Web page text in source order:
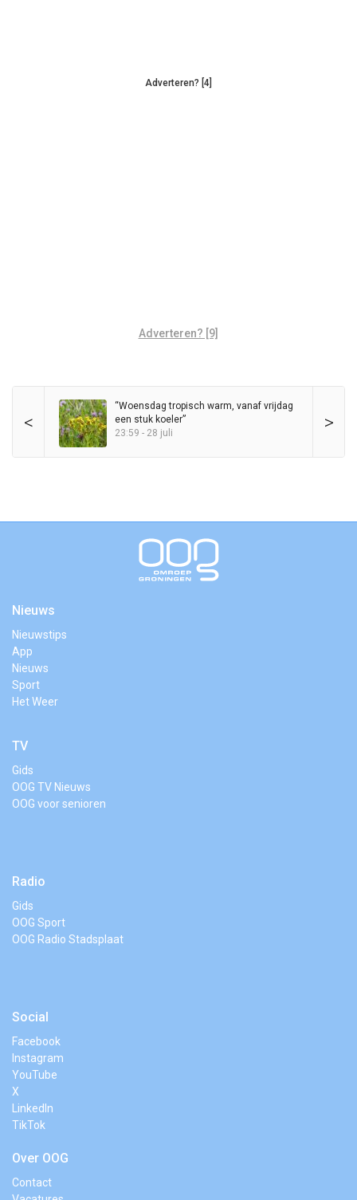
Adverteren? [4]
Adverteren? [9]
< >
“Woensdag tropisch warm, vanaf vrijdag
een stuk koeler”
23:59 - 28 juli
Nieuws
Nieuwstips
App
Nieuws
Sport
Het Weer
TV
Gids
OOG TV Nieuws
OOG voor senioren
Radio
Gids
OOG Sport
OOG Radio Stadsplaat
Social
Facebook
Instagram
YouTube
X
LinkedIn
TikTok
Over OOG
Contact